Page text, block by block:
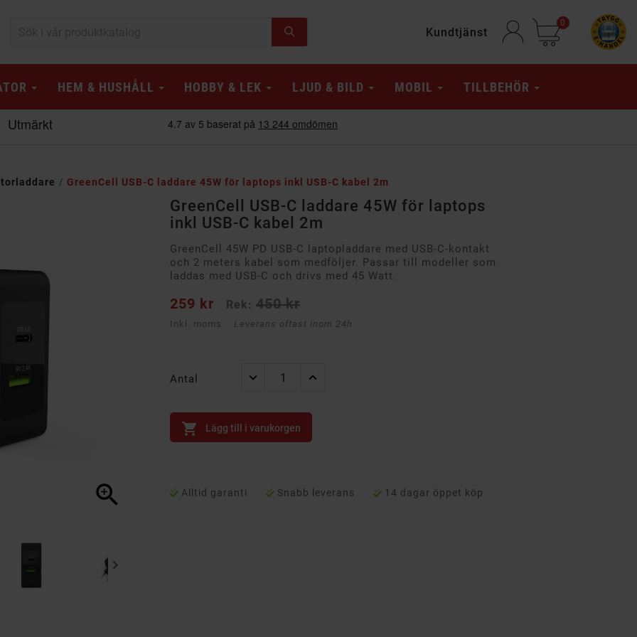
Kundtjänst
0
HEM & HUSHÅLL HOBBY & LEK LJUD & BILD MOBIL TILLBEHÖR
GreenCell USB-C laddare 45W för laptops inkl USB-C kabel 2m


GreenCell USB-C laddare 45W för laptops
inkl USB-C kabel 2m
GreenCell 45W PD USB-C laptopladdare med USB-C-kontakt
och 2 meters kabel som medföljer. Passar till modeller som
laddas med USB-C och drivs med 45 Watt.
259 kr Rek: 450 kr
Inkl. moms Leverans oftast inom 24h
Antal
 Lägg till i varukorgen
Alltid garanti Snabb leverans 14 dagar öppet köp